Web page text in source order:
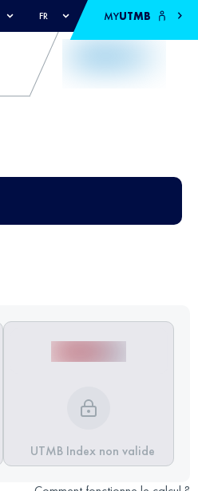
FR MYUTMB
UTMB Index non valide